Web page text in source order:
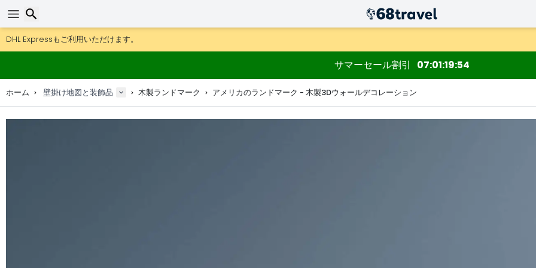
DHL Expressもご利用いただけます。
返品は30日間、木製マップやデコは90日間OK.
地図＆デコのオリジナルメーカー。
サマーセール割引 07 01 19 52
ホーム 壁掛け地図と装飾品 木製ランドマーク アメリカのランドマーク - 木製3Dウォールデコレーション